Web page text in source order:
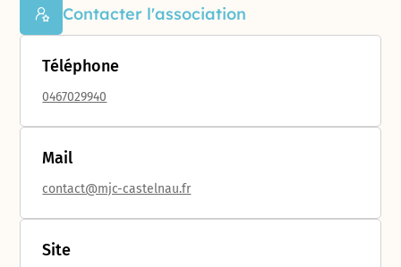
Contacter l'association
Téléphone
0467029940
Mail
contact@mjc-castelnau.fr
Site